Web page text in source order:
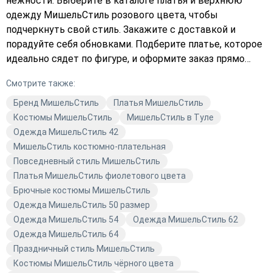
одежду МишельСтиль розового цвета, чтобы
подчеркнуть свой стиль. Закажите с доставкой и
порадуйте себя обновками. Подберите платье, которое
идеально сядет по фигуре, и оформите заказ прямо
всегда актуальный тренд. Добавьте в свой гардероб
что-то особенное и стильное.
Смотрите также:
Бренд МишельСтиль
Платья МишельСтиль
Костюмы МишельСтиль
МишельСтиль в Туле
Одежда МишельСтиль 42
МишельСтиль костюмно-плательная
Повседневный стиль МишельСтиль
Платья МишельСтиль фиолетового цвета
Брючные костюмы МишельСтиль
Одежда МишельСтиль 50 размер
Одежда МишельСтиль 54
Одежда МишельСтиль 62
Одежда МишельСтиль 64
Праздничный стиль МишельСтиль
Костюмы МишельСтиль чёрного цвета